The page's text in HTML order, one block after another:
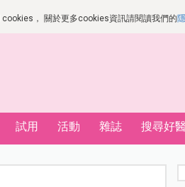
， 關於更多cookies資訊請閱讀我們的
試用 活動 雜誌 搜尋好